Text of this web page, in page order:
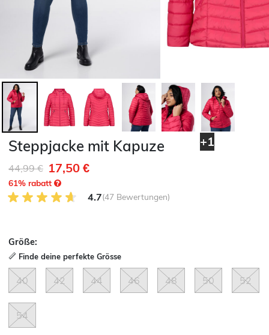
+1
Steppjacke mit Kapuze
Reduziert von
44,99 €auf17,50 €
61% rabatt
4.7 von 5 Kundenrezensionen
4.7(47 Bewertungen)
Größe:
Finde deine perfekte Grösse
40 42 44 46 48 50 52
54